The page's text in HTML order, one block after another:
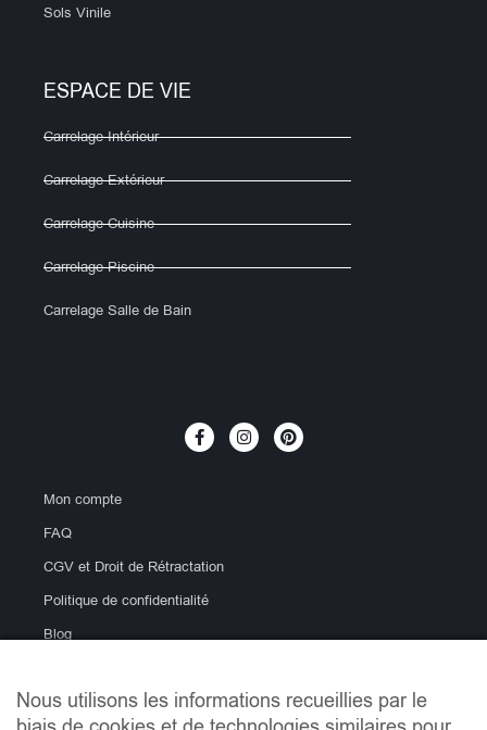
Sols Vinile
ESPACE DE VIE
Carrelage Intérieur
Carrelage Extérieur
Carrelage Cuisine
Carrelage Piscine
Carrelage Salle de Bain
Mon compte
FAQ
CGV et Droit de Rétractation
Politique de confidentialité
Blog
Nous utilisons les informations recueillies par le